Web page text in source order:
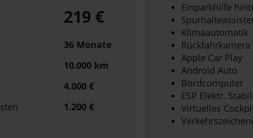
219 €
36 Monate
10.000 km
4.000 €
1.200 €
Einparkhilfe
Klimaautomatik
Rückfahrkamera
Apple Car Play
Android Auto
Bordcomputer
ESP Elektr.
Virtuelles